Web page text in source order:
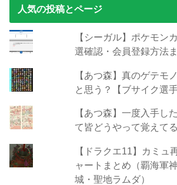
人気の投稿とページ
【シーガル】ポケモン
選確認・会員登録方法
【あつ森】真のゲテモ
と思う？【ブサイク選手
【あつ森】一度入手し
て皆どうやって覚えて
【ドラクエ11】カミュ
ャートまとめ（覇海軍
城・聖地ラムダ）